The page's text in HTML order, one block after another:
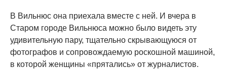
В Вильнюс она приехала вместе с ней. И вчера в
Старом городе Вильнюса можно было видеть эту
удивительную пару, тщательно скрывающуюся от
фотографов и сопровождаемую роскошной машиной,
в которой женщины «прятались» от журналистов.